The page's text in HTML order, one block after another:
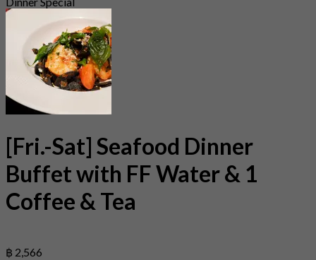
[Fri.-Sat] Seafood Dinner
Buffet with FF Water & 1
Coffee & Tea
฿ 2,566